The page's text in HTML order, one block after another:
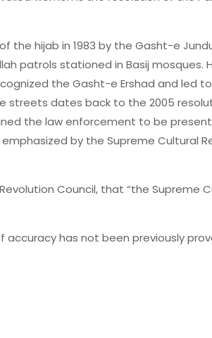
hijab in 1983 by the Gasht-e
patrols stationed in Basij mosques.
the Gasht-e Ershad and led
streets dates back to the 2005
the law enforcement to be
by the Supreme Cultural
Council, that “the Supreme
has not been previously